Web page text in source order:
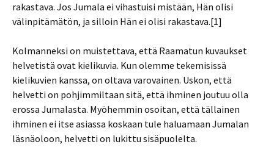
rakastava. Jos Jumala ei vihastuisi mistään, Hän olisi
välinpitämätön, ja silloin Hän ei olisi rakastava.[1]
Kolmanneksi on muistettava, että Raamatun kuvaukset
helvetistä ovat kielikuvia. Kun olemme tekemisissä
kielikuvien kanssa, on oltava varovainen. Uskon, että
helvetti on pohjimmiltaan sitä, että ihminen joutuu olla
erossa Jumalasta. Myöhemmin osoitan, että tällainen
ihminen ei itse asiassa koskaan tule haluamaan Jumalan
läsnäoloon, helvetti on lukittu sisäpuolelta.